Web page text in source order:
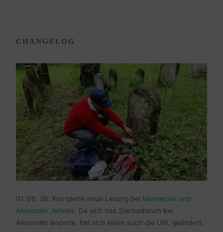
CHANGELOG
01. 06. 26: Korrigierte neue Lesung bei Mordechai und
Alexander Jeiteles . Da sich das Sterbedatum bei
Alexander änderte, hat sich leider auch die URL geändert.